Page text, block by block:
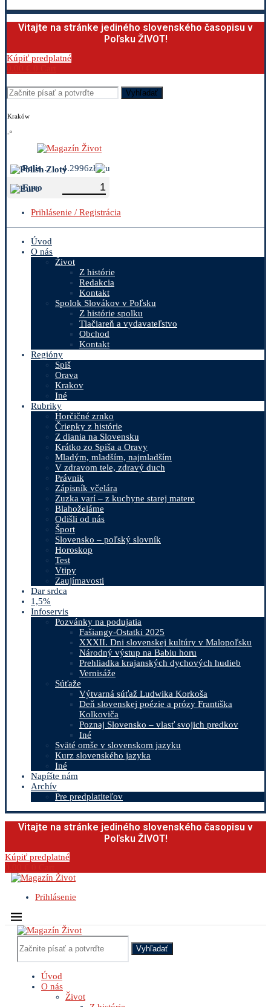
Vitajte na stránke jediného slovenského časopisu v
Poľsku ŽIVOT!
Kúpiť predplatné
Vyhľadať
Kraków
-º
Polish Zloty
4.2996zł
Euro
Prihlásenie / Registrácia
Úvod
O nás
Život
Z histórie
Redakcia
Kontakt
Spolok Slovákov v Poľsku
Z histórie spolku
Tlačiareň a vydavateľstvo
Obchod
Kontakt
Regióny
Spiš
Orava
Krakov
Iné
Rubriky
Horčičné zrnko
Čriepky z histórie
Z diania na Slovensku
Krátko zo Spiša a Oravy
Mladým, mladším, najmladším
V zdravom tele, zdravý duch
Právnik
Zápisník včelára
Zuzka varí – z kuchyne starej matere
Blahoželáme
Odišli od nás
Šport
Slovensko – poľský slovník
Horoskop
Test
Vtipy
Zaujímavosti
Dar srdca
1,5%
Infoservis
Pozvánky na podujatia
Fašiangy-Ostatki 2025
XXXII. Dni slovenskej kultúry v Malopoľsku
Národný výstup na Babiu horu
Prehliadka krajanských dychových hudieb
Vernisáže
Súťaže
Výtvarná súťaž Ludwika Korkoša
Deň slovenskej poézie a prózy Františka
Kolkoviča
Poznaj Slovensko – vlasť svojich predkov
Iné
Sväté omše v slovenskom jazyku
Kurz slovenského jazyka
Iné
Napíšte nám
Archív
Pre predplatiteľov
Vitajte na stránke jediného slovenského časopisu v
Poľsku ŽIVOT!
Kúpiť predplatné
Prihlásenie
Vyhľadať
Úvod
O nás
Život